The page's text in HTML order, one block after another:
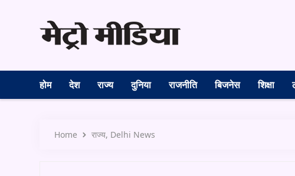
होम देश राज्य दुनिया राजनीति बिजनेस शिक्षा
Home राज्य Delhi News